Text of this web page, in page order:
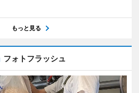
もっと見る
フォトフラッシュ